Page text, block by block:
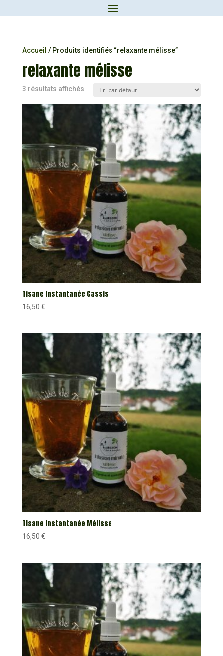
Accueil / Produits identifiés “relaxante mélisse”
relaxante mélisse
3 résultats affichés
Tisane Instantanée Cassis
16,50 €
Tisane Instantanée Mélisse
16,50 €